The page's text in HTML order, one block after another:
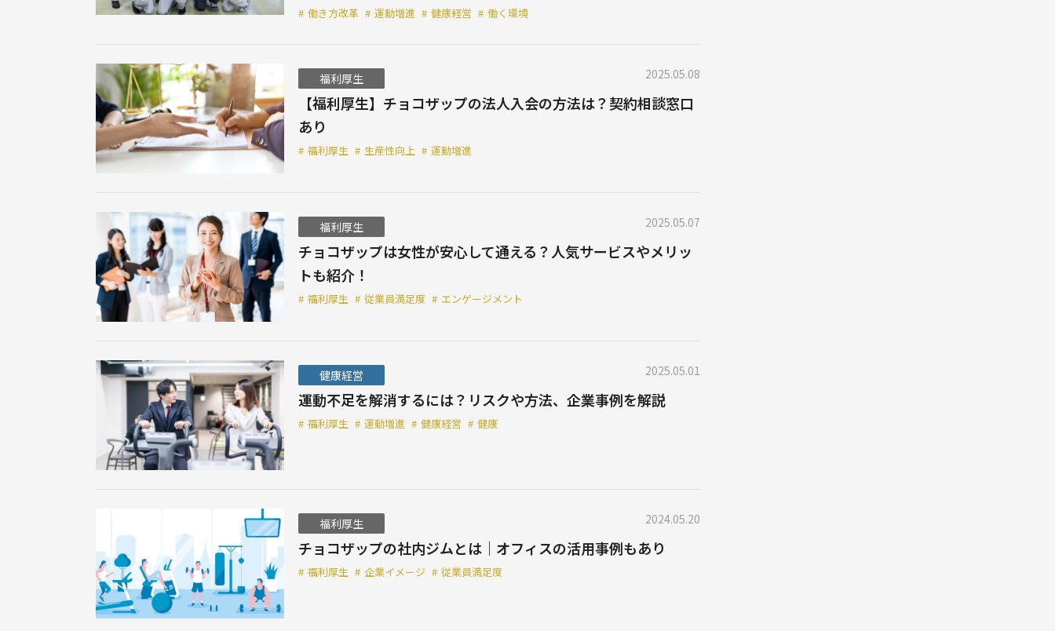
# 働き方改革 # 運動増進 # 健康経営 # 働く環境
2025.05.08
福利厚生
【福利厚生】チョコザップの法人入会の方法は？契約相談窓口
あり
# 福利厚生 # 生産性向上 # 運動増進
2025.05.07
福利厚生
チョコザップは女性が安心して通える？人気サービスやメリッ
トも紹介！
# 福利厚生 # 従業員満足度 # エンゲージメント
2025.05.01
健康経営
運動不足を解消するには？リスクや方法、企業事例を解説
# 福利厚生 # 運動増進 # 健康経営 # 健康
2024.05.20
福利厚生
チョコザップの社内ジムとは｜オフィスの活用事例もあり
# 福利厚生 # 企業イメージ # 従業員満足度